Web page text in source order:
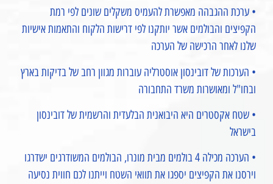
• ערכת ההגבהה מאפשרת להעמיס משקלים שונים לפי רמת
הקפיצים והבולמים אשר יותקנו לפי דרישות הלקוח והתאמות אישיות
שלנו לאחר הרכישה של הערכה
• הערכות של דובינסון אוסטרליה עוברות מגוון רחב של בדיקות בארץ
ובחו"ל ומאושרות משרד התחבורה
• שטח אקסטרים היא היבואנית הבלעדית והרשמית של דובינסון
בישראל
• הערכה מכילה 4 בולמים מבית מונרו, הבולמים המשודרגים ישדרגו
וירסנו את הקפיצים יספגו את תוואי השטח וייתנו לכם חווית נסיעה